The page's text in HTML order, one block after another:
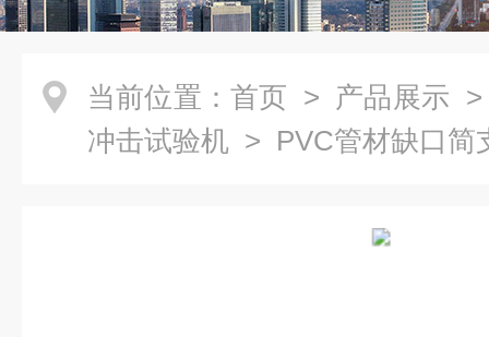
当前位置： 首页 > 产品展示
冲击试验机 > PVC管材缺口简